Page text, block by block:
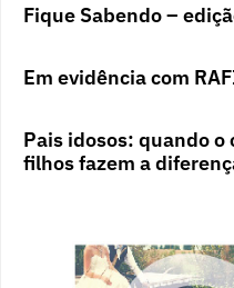
Fique Sabendo –
Em evidência com
Pais idosos: quando o
filhos fazem a